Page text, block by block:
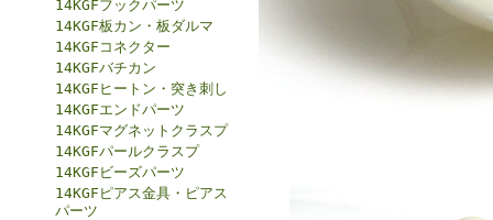
14KGFフックパーツ
14KGF板カン・板ダルマ
14KGFコネクター
14KGFバチカン
14KGFヒートン・突き刺し
14KGFエンドパーツ
14KGFマグネットクラスプ
14KGFパールクラスプ
14KGFビーズパーツ
14KGFピアス金具・ピアス
パーツ